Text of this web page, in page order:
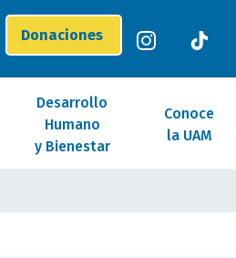
Donaciones
Desarrollo
Humano
y Bienestar
Conoce
la UAM